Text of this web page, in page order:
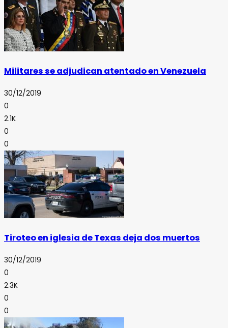
Militares se adjudican atentado en Venezuela
30/12/2019
0
2.1K
0
0
Tiroteo en iglesia de Texas deja dos muertos
30/12/2019
0
2.3K
0
0